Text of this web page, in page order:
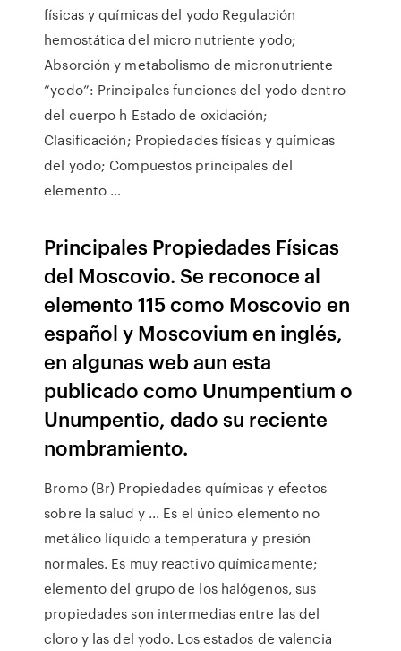
físicas y químicas del yodo Regulación
hemostática del micro nutriente yodo;
Absorción y metabolismo de micronutriente
“yodo”: Principales funciones del yodo dentro
del cuerpo h Estado de oxidación;
Clasificación; Propiedades físicas y químicas
del yodo; Compuestos principales del
elemento …
Principales Propiedades Físicas
del Moscovio. Se reconoce al
elemento 115 como Moscovio en
español y Moscovium en inglés,
en algunas web aun esta
publicado como Unumpentium o
Unumpentio, dado su reciente
nombramiento.
Bromo (Br) Propiedades químicas y efectos
sobre la salud y ... Es el único elemento no
metálico líquido a temperatura y presión
normales. Es muy reactivo químicamente;
elemento del grupo de los halógenos, sus
propiedades son intermedias entre las del
cloro y las del yodo. Los estados de valencia